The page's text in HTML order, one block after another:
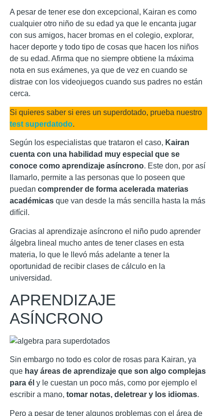
A pesar de tener ese don excepcional, Kairan es como
cualquier otro niño de su edad ya que le encanta jugar
con sus amigos, hacer bromas en el colegio, explorar,
hacer deporte y todo tipo de cosas que hacen los niños
de su edad. Afirma que no siempre obtiene la máxima
nota en sus exámenes, ya que de vez en cuando se
distrae con los videojuegos cuando sus padres no están
cerca.
Si quieres saber si eres un superdotado, prueba nuestro
test superdatodo.
Según los especialistas que trataron el caso, Kairan
cuenta con una habilidad muy especial que se
conoce como aprendizaje asíncrono. Este don, por así
llamarlo, permite a las personas que lo poseen que
puedan comprender de forma acelerada materias
académicas que van desde la más sencilla hasta la más
difícil.
Gracias al aprendizaje asíncrono el niño pudo aprender
álgebra lineal mucho antes de tener clases en esta
materia, lo que le llevó más adelante a tener la
oportunidad de recibir clases de cálculo en la
universidad.
APRENDIZAJE
ASÍNCRONO
Sin embargo no todo es color de rosas para Kairan, ya
que hay áreas de aprendizaje que son algo complejas
para él y le cuestan un poco más, como por ejemplo el
escribir a mano, tomar notas, deletrear y los idiomas.
Pero a pesar de tener algunos problemas con el área de